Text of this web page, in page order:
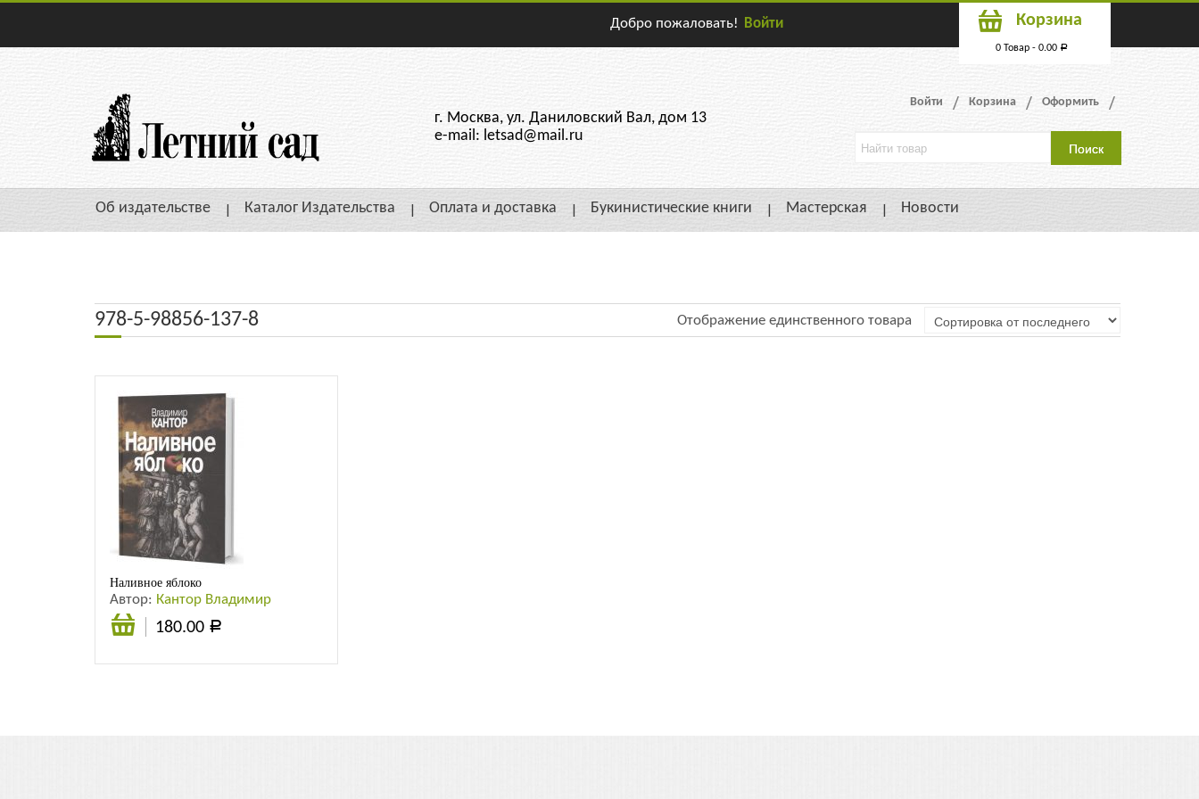
Добро пожаловать! Войти Корзина
0 Товар - 0.00 Р
г. Москва, ул. Даниловский Вал, дом 13
e-mail: letsad@mail.ru
Войти Корзина Оформить
Об издательстве Каталог Издательства Оплата и доставка Букинистические книги Мастерская Новости
978-5-98856-137-8 Отображение единственного товара
Наливное яблоко
Автор: Кантор Владимир
180.00 Р